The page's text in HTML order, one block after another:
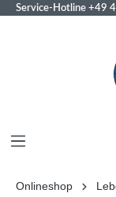
Service-Hotline +49
Onlineshop